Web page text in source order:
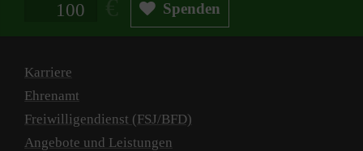
Spenden
Karriere
Ehrenamt
Freiwilligendienst (FSJ/BFD)
Angebote und Leistungen